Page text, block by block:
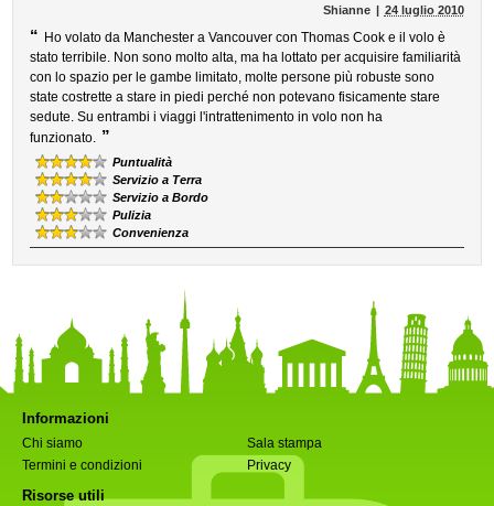
Shianne 24 luglio 2010
“ Ho volato da Manchester a Vancouver con Thomas Cook e il volo è
stato terribile. Non sono molto alta, ma ha lottato per acquisire familiarità
con lo spazio per le gambe limitato, molte persone più robuste sono
state costrette a stare in piedi perché non potevano fisicamente stare
sedute. Su entrambi i viaggi l'intrattenimento in volo non ha
funzionato. ”
Puntualità
Servizio a Terra
Servizio a Bordo
Pulizia
Convenienza
Informazioni
Chi siamo
Sala stampa
Termini e condizioni
Privacy
Risorse utili